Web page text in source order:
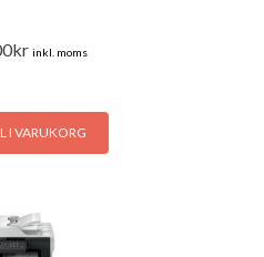
kr inkl. moms
I VARUKORG